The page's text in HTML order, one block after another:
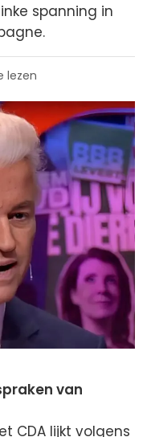
spanning in
lezen
van
CDA lijkt volgens